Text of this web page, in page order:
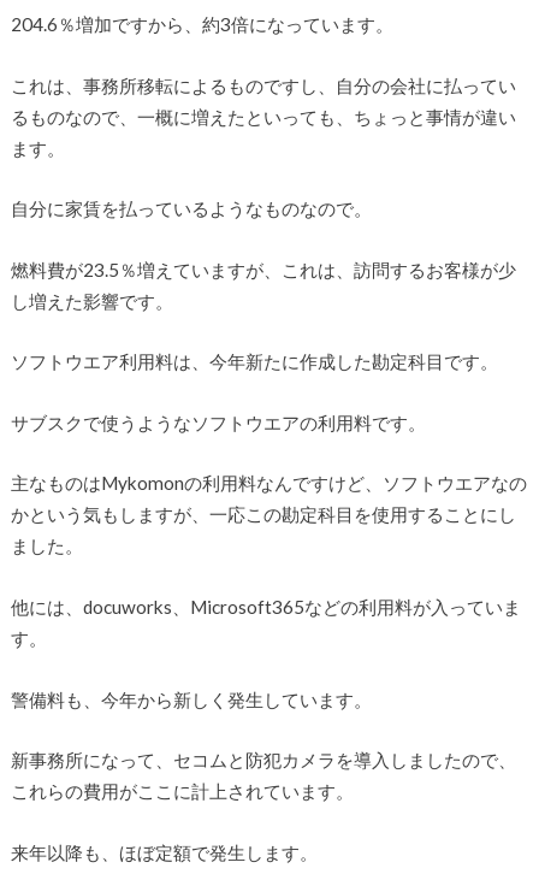
204.6％増加ですから、約3倍になっています。
これは、事務所移転によるものですし、自分の会社に払ってい
るものなので、一概に増えたといっても、ちょっと事情が違い
ます。
自分に家賃を払っているようなものなので。
燃料費が23.5％増えていますが、これは、訪問するお客様が少
し増えた影響です。
ソフトウエア利用料は、今年新たに作成した勘定科目です。
サブスクで使うようなソフトウエアの利用料です。
主なものはMykomonの利用料なんですけど、ソフトウエアなの
かという気もしますが、一応この勘定科目を使用することにし
ました。
他には、docuworks、Microsoft365などの利用料が入っていま
す。
警備料も、今年から新しく発生しています。
新事務所になって、セコムと防犯カメラを導入しましたので、
これらの費用がここに計上されています。
来年以降も、ほぼ定額で発生します。